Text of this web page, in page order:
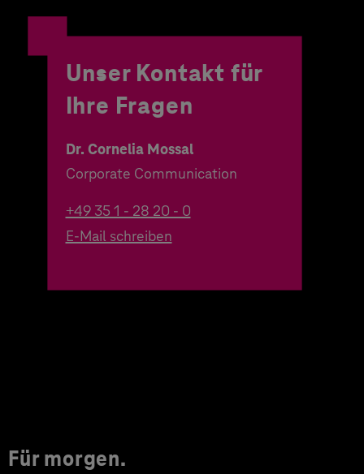
Unser Kontakt für
Ihre Fragen
Dr. Cornelia Mossal
Corporate Communication
+49 35 1 - 28 20 - 0
E-Mail schreiben
Für morgen.